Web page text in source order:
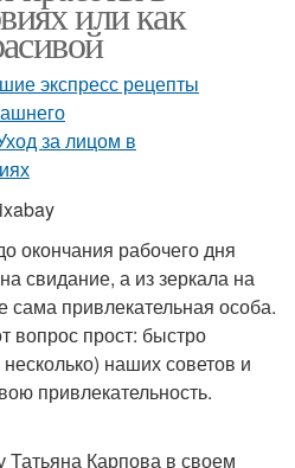
или как
окончания рабочего дня
свидание, а из зеркала на
сама привлекательная особа.
вопрос прост: быстро
наших советов и
привлекательность.
Карпова в своем